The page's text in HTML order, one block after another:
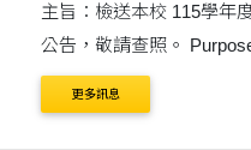
主旨：檢送本校 115學年
公告，敬請查照。 Purpose: The announcement of the List
of Undergraduate
(Division) in the 2026
更多訊息